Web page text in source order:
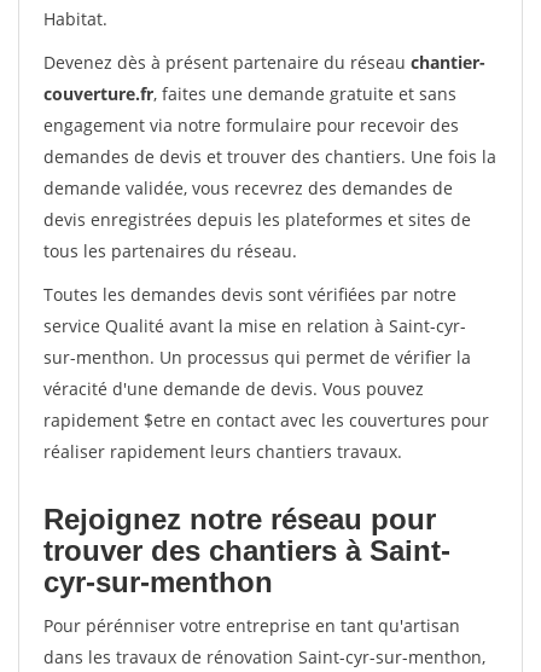
Habitat.
Devenez dès à présent partenaire du réseau chantier-
couverture.fr, faites une demande gratuite et sans
engagement via notre formulaire pour recevoir des
demandes de devis et trouver des chantiers. Une fois la
demande validée, vous recevrez des demandes de
devis enregistrées depuis les plateformes et sites de
tous les partenaires du réseau.
Toutes les demandes devis sont vérifiées par notre
service Qualité avant la mise en relation à Saint-cyr-
sur-menthon. Un processus qui permet de vérifier la
véracité d'une demande de devis. Vous pouvez
rapidement $etre en contact avec les couvertures pour
réaliser rapidement leurs chantiers travaux.
Rejoignez notre réseau pour
trouver des chantiers à Saint-
cyr-sur-menthon
Pour pérénniser votre entreprise en tant qu'artisan
dans les travaux de rénovation Saint-cyr-sur-menthon,